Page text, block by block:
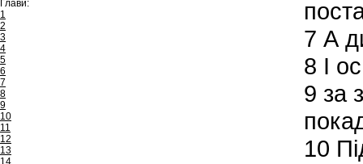
Глави:
1
2
3
4
5
6
7
8
9
10
11
12
13
14
7 А
8 І
9 за
10